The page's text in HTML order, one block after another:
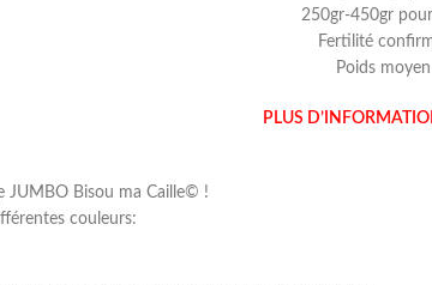
250gr-450gr
Fertilité
Poids
PLUS
JUMBO Bisou ma Caille© !
couleurs: